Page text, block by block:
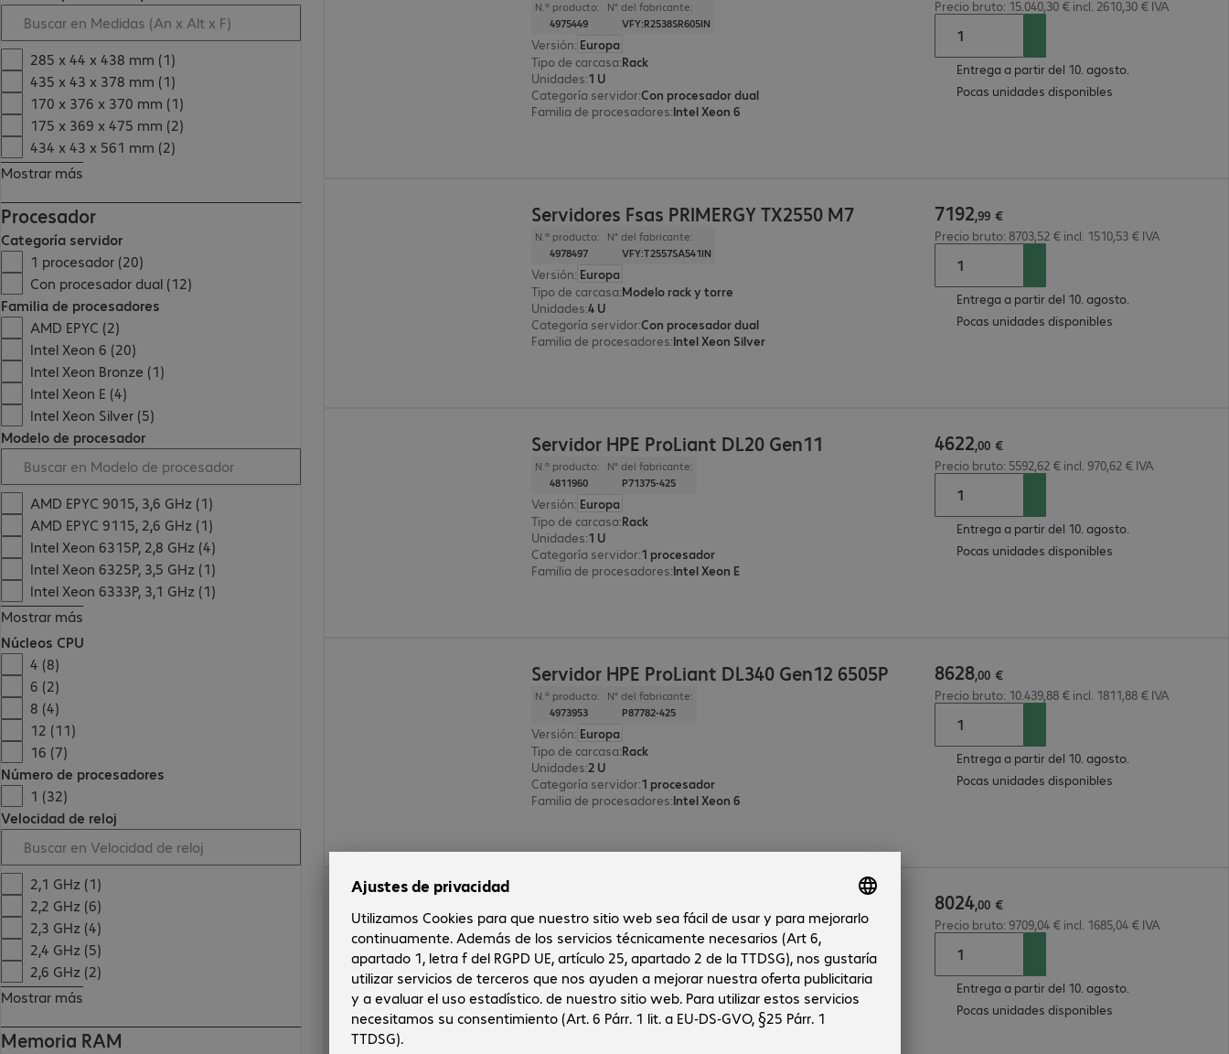
285 x 44 x 438 mm (1)
435 x 43 x 378 mm (1)
170 x 376 x 370 mm (1)
175 x 369 x 475 mm (2)
434 x 43 x 561 mm (2)
Mostrar más
Procesador
Categoría servidor
1 procesador (20)
Con procesador dual (12)
Familia de procesadores
AMD EPYC (2)
Intel Xeon 6 (20)
Intel Xeon Bronze (1)
Intel Xeon E (4)
Intel Xeon Silver (5)
Modelo de procesador
AMD EPYC 9015, 3,6 GHz (1)
AMD EPYC 9115, 2,6 GHz (1)
Intel Xeon 6315P, 2,8 GHz (4)
Intel Xeon 6325P, 3,5 GHz (1)
Intel Xeon 6333P, 3,1 GHz (1)
Mostrar más
Núcleos CPU
4 (8)
6 (2)
8 (4)
12 (11)
16 (7)
Número de procesadores
1 (32)
Velocidad de reloj
2,1 GHz (1)
2,2 GHz (6)
2,3 GHz (4)
2,4 GHz (5)
2,6 GHz (2)
Mostrar más
Memoria RAM
N.º producto:
4975449
N° del fabricante:
VFY:R2538SR605IN
Versión: Europa
Tipo de carcasa:Rack
Unidades:1 U
Categoría servidor:Con procesador dual
Familia de procesadores:Intel Xeon 6
Precio bruto: 15.040,30 € incl. 2610,30 € IVA
Entrega a partir del 10. agosto.
Pocas unidades disponibles
Servidores Fsas PRIMERGY TX2550 M7
N.º producto:
4978497
N° del fabricante:
VFY:T2557SA541IN
Versión: Europa
Tipo de carcasa:Modelo rack y torre
Unidades:4 U
Categoría servidor:Con procesador dual
Familia de procesadores:Intel Xeon Silver
7192,99 €
Precio bruto: 8703,52 € incl. 1510,53 € IVA
Entrega a partir del 10. agosto.
Pocas unidades disponibles
Servidor HPE ProLiant DL20 Gen11
N.º producto:
4811960
N° del fabricante:
P71375-425
Versión: Europa
Tipo de carcasa:Rack
Unidades:1 U
Categoría servidor:1 procesador
Familia de procesadores:Intel Xeon E
4622,00 €
Precio bruto: 5592,62 € incl. 970,62 € IVA
Entrega a partir del 10. agosto.
Pocas unidades disponibles
Servidor HPE ProLiant DL340 Gen12 6505P
N.º producto:
4973953
N° del fabricante:
P87782-425
Versión: Europa
Tipo de carcasa:Rack
Unidades:2 U
Categoría servidor:1 procesador
Familia de procesadores:Intel Xeon 6
8628,00 €
Precio bruto: 10.439,88 € incl. 1811,88 € IVA
Entrega a partir del 10. agosto.
Pocas unidades disponibles
N.º producto:
4812944
N° del fabricante:
P71671-425
Versión:Europa
Tipo de carcasa:Torre
Unidades:4 U
Categoría servidor:Con procesador dual
Familia de procesadores: Intel Xeon Silver
8024,00 €
8024,00 €
Precio bruto: 9709,04 € incl. 1685,04 € IVA
Entrega a partir del 10. agosto.
Pocas unidades disponibles